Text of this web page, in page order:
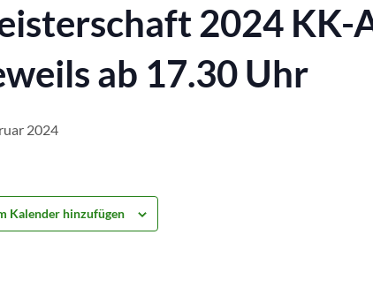
2024 KK-
ab 17.30 Uhr
2024
Kalender hinzufügen